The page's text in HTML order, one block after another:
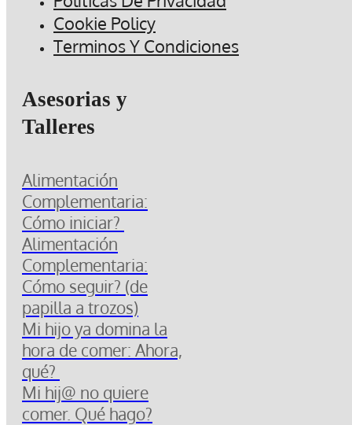
Cookie Policy
Terminos Y Condiciones
Asesorias y
Talleres
Alimentación
Complementaria:
Cómo iniciar?
Alimentación
Complementaria:
Cómo seguir? (de
papilla a trozos)
Mi hijo ya domina la
hora de comer: Ahora,
qué?
Mi hij@ no quiere
comer. Qué hago?